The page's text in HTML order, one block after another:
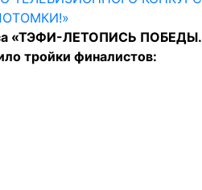
«ТЭФИ-ЛЕТОПИСЬ ПОБЕДЫ.
тройки финалистов: